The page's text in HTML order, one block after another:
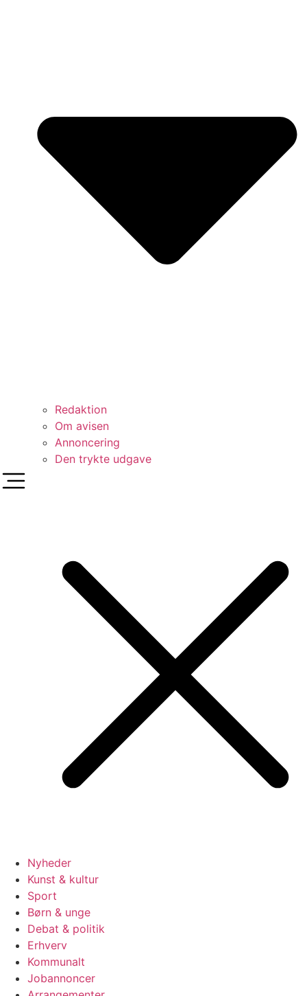
Redaktion
Om avisen
Annoncering
Den trykte udgave
Nyheder
Kunst & kultur
Sport
Børn & unge
Debat & politik
Erhverv
Kommunalt
Jobannoncer